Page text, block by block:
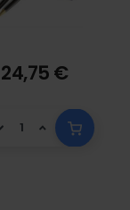
24,75 €